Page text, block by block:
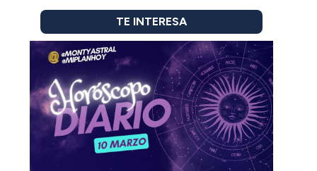
TE INTERESA